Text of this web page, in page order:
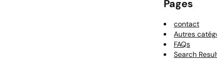
Pages
contact
Autres
FAQs
Search